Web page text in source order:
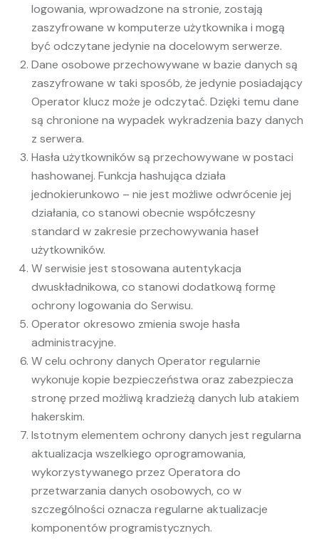
logowania, wprowadzone na stronie, zostają
zaszyfrowane w komputerze użytkownika i mogą
być odczytane jedynie na docelowym serwerze.
Dane osobowe przechowywane w bazie danych są
zaszyfrowane w taki sposób, że jedynie posiadający
Operator klucz może je odczytać. Dzięki temu dane
są chronione na wypadek wykradzenia bazy danych
z serwera.
Hasła użytkowników są przechowywane w postaci
hashowanej. Funkcja hashująca działa
jednokierunkowo – nie jest możliwe odwrócenie jej
działania, co stanowi obecnie współczesny
standard w zakresie przechowywania haseł
użytkowników.
W serwisie jest stosowana autentykacja
dwuskładnikowa, co stanowi dodatkową formę
ochrony logowania do Serwisu.
Operator okresowo zmienia swoje hasła
administracyjne.
W celu ochrony danych Operator regularnie
wykonuje kopie bezpieczeństwa oraz zabezpiecza
stronę przed możliwą kradzieżą danych lub atakiem
hakerskim.
Istotnym elementem ochrony danych jest regularna
aktualizacja wszelkiego oprogramowania,
wykorzystywanego przez Operatora do
przetwarzania danych osobowych, co w
szczególności oznacza regularne aktualizacje
komponentów programistycznych.